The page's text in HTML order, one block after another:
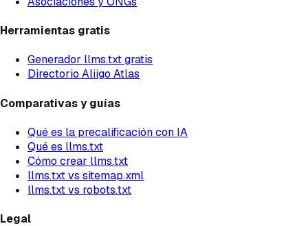
Herramientas gratis
Generador llms.txt gratis
Directorio Aliigo Atlas
Comparativas y guías
Qué es la precalificación con IA
Qué es llms.txt
Cómo crear llms.txt
llms.txt vs sitemap.xml
llms.txt vs robots.txt
Legal